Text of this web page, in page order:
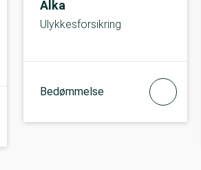
Alka
Ulykkesforsikring
Bedømmelse